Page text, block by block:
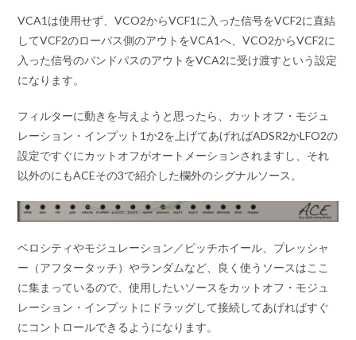
VCA1は使用せず、VCO2からVCF1に入った信号をVCF2に直結
してVCF2のローパス側のアウトをVCA1へ、VCO2からVCF2に
入った信号のバンドパスのアウトをVCA2に受け渡すという設定
になります。
フィルターに動きを与えようと思ったら、カットオフ・モジュ
レーション・インプット1か2を上げてあげればADSR2かLFO2の
設定ですぐにカットオフがオートメーションされますし、それ
以外のにもACEその3で紹介した欄外のシグナルソース。
ベロシティやモジュレーション／ピッチホイール、プレッシャ
ー（アフタータッチ）やランダムなど、良く使うソースはここ
に集まっているので、使用したいソースをカットオフ・モジュ
レーション・インプットにドラッグして接続してあげればすぐ
にコントロールできるようになります。